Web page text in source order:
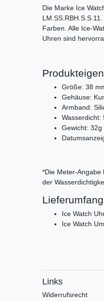
Die Marke Ice
Farben. Alle Ice-
Uhren sind
Größe: 38
Gehäuse:
Armband:
Wasserdicht:
Gewicht: 32g
*Die Meter-Angabe
der
Ice Watch
Ice Watch
Links
Widerrufs­recht